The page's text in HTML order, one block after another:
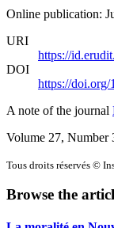
Online publication:
URI
https://
DOI
https://doi.org/
A note of the journal
Volume 27, Number
Tous droits réservés ©
Browse the